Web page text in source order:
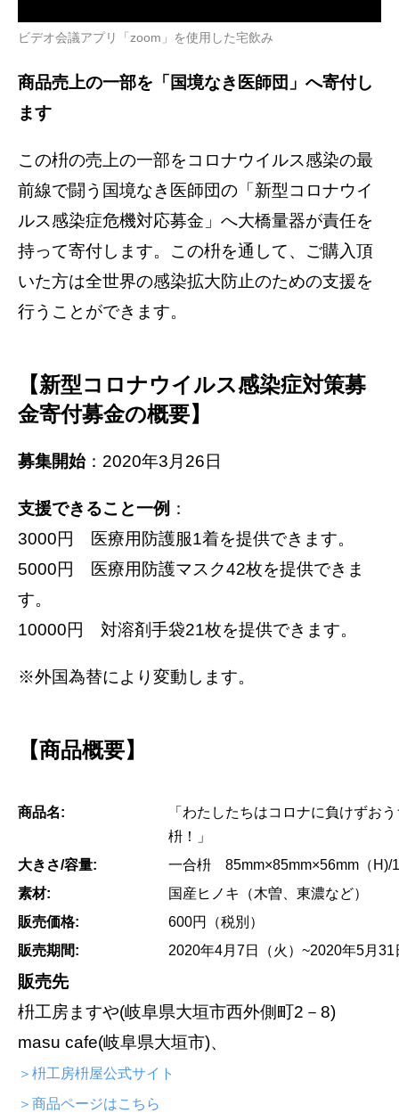
ビデオ会議アプリ「zoom」を使用した宅飲み
商品売上の一部を「国境なき医師団」へ寄付し
ます
この枡の売上の一部をコロナウイルス感染の最
前線で闘う国境なき医師団の「新型コロナウイ
ルス感染症危機対応募金」へ大橋量器が責任を
持って寄付します。この枡を通して、ご購入頂
いた方は全世界の感染拡大防止のための支援を
行うことができます。
【新型コロナウイルス感染症対策募
金寄付募金の概要】
募集開始：2020年3月26日
支援できること一例 ：
3000円 医療用防護服1着を提供できます。
5000円 医療用防護マスク42枚を提供できま
す。
10000円 対溶剤手袋21枚を提供できます。
※外国為替により変動します。
【商品概要】
商品名:
「わたしたちはコロナに負けずお
枡！」
大きさ/容量:
一合枡 85mm×85mm×56mm（H)/
素材:
国産ヒノキ（木曽、東濃など）
販売価格:
600円（税別）
販売期間:
2020年4月7日（火）~2020年5月31
販売先
枡工房ますや(岐阜県大垣市西外側町2－8)
masu cafe(岐阜県大垣市)、
＞枡工房枡屋公式サイト
＞商品ページはこちら